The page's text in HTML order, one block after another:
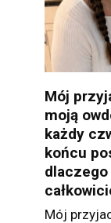
Mój
moją
każdy
końcu
Mój